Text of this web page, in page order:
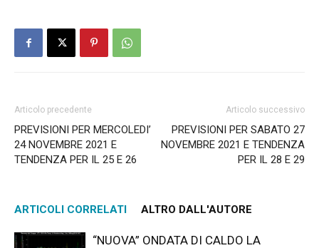
Articolo precedente
PREVISIONI PER MERCOLEDI’
24 NOVEMBRE 2021 E
TENDENZA PER IL 25 E 26
Articolo successivo
PREVISIONI PER SABATO 27
NOVEMBRE 2021 E TENDENZA
PER IL 28 E 29
ARTICOLI CORRELATI ALTRO DALL'AUTORE
“NUOVA” ONDATA DI CALDO LA